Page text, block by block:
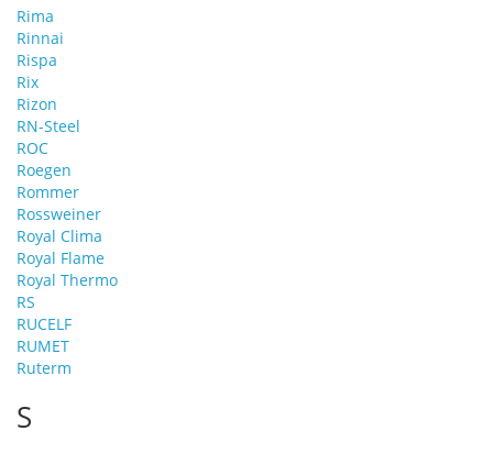
Rima
Rinnai
Rispa
Rix
Rizon
RN-Steel
ROC
Roegen
Rommer
Rossweiner
Royal Clima
Royal Flame
Royal Thermo
RS
RUCELF
RUMET
Ruterm
S